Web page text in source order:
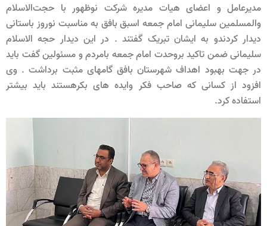
مدیرعامل و اعضای هیات مدیره شرکت نوظهور با حجت‌الاسلام
والمسلمین سلیمانی امام جمعه اسبق بافق به مناسبت نوروز باستانی
دیدار کردندو به ایشان تبریک گفتند . در این دیدار حجه الاسلام
سلیمانی ضمن تاکید بروحدت امام جمعه بامردم و مسئولین گفت باید
در جهت بهبود اهداف شهرستان بافق گامهای مثبت برداشت . وی
افزود از کسانی که صاحب فکر وایده های بکرهستند باید بیشتر
استفاده کرد.